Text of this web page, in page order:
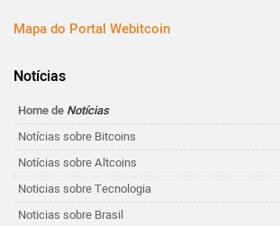
Mapa do Portal Webitcoin
Notícias
Home de Notícias
Notícias sobre Bitcoins
Notícias sobre Altcoins
Noticias sobre Tecnologia
Noticias sobre Brasil